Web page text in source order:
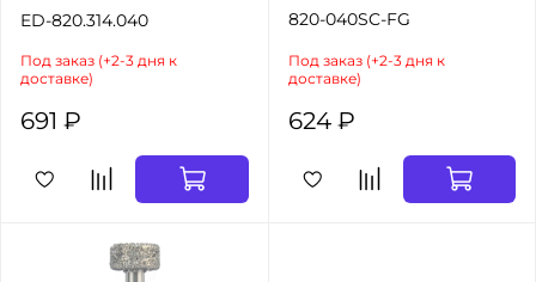
ED-820.314.040
Под заказ (+2-3 дня к
доставке)
691 ₽
820-040SC-FG
Под заказ (+2-3 дня к
доставке)
624 ₽